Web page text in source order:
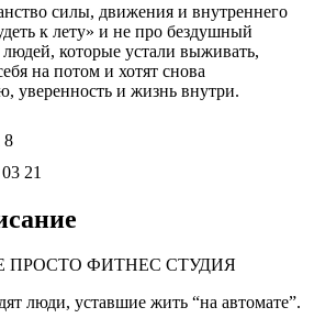
силы, движения и внутреннего
к лету» и не про бездушный
которые устали выживать,
на потом и хотят снова
уверенность и жизнь внутри.
8
21
ФИТНЕС СТУДИЯ
люди, уставшие жить “на автомате”.